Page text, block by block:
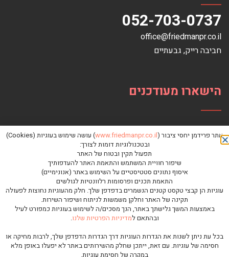
052-703-0737
office@friedmanpr.co.il
חביבה רייק‏, ‏גבעתיים‏
הישארו מעודכנים
כל הזכויות שמורות לפרידמן יחסי ציבור © |
גלילה
אתר פרידמן יחסי ציבור (www.friedmanpr.co.il
) עושה שימוש בעוגיות (Cookies)
ובטכנולוגיות דומות לצורך:
תפעול תקין ובטוח של האתר
שיפור חוויית המשתמש והתאמת האתר להעדפותיך
איסוף נתונים סטטיסטיים על השימוש באתר (אנונימיים)
התאמת תכנים ופרסומות רלוונטיות לגולשים
עוגיות הן קבצי טקסט קטנים הנשמרים בדפדפן שלך. חלק מהעוגיות נחוצות לפעולה
תקינה של האתר וחלקן משמשות לניתוח ושיפור השירות.
באמצעות המשך גלישתך באתר, הנך מסכים/ה לשימוש בעוגיות כמפורט לעיל
ובהתאם למדיניות הפרטיות שלנו.
בכל עת ניתן לשנות את הגדרות העוגיות דרך הגדרות הדפדפן שלך, לרבות מחיקה או
חסימה של עוגיות. עם זאת, ייתכן שחלק מהשירותים באתר לא יפעלו באופן מלא
במקרה של חסימת עוגיות.